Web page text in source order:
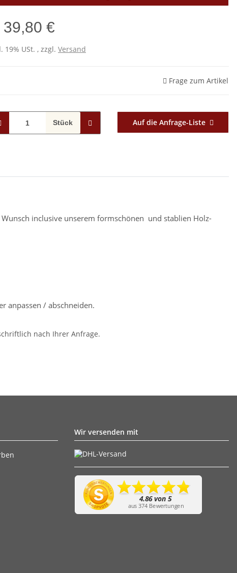
39,80 €
19% USt. , zzgl. Versand
Frage zum Artikel
Stück Auf die Anfrage-Liste
inclusive unserem formschönen und stablien Holz-
anpassen / abschneiden.
nach Ihrer Anfrage.
Wir versenden mit